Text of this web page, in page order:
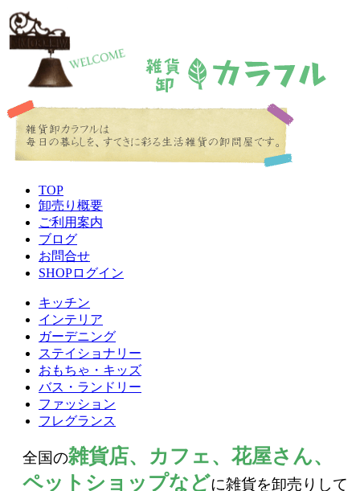
TOP
卸売り概要
ご利用案内
ブログ
お問合せ
SHOPログイン
キッチン
インテリア
ガーデニング
ステイショナリー
おもちゃ・キッズ
バス・ランドリー
ファッション
フレグランス
全国の雑貨店、カフェ、花屋さん、
ペットショップなどに雑貨を卸売りして